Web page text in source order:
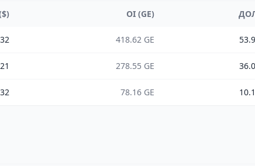
OI (GE)
418.62 GE
278.55 GE
78.16 GE